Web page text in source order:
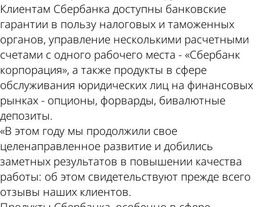
Клиентам Сбербанка доступны банковские
гарантии в пользу налоговых и таможенных
органов, управление несколькими расчетными
счетами с одного рабочего места - «Сбербанк
корпорация», а также продукты в сфере
обслуживания юридических лиц на финансовых
рынках - опционы, форварды, бивалютные
депозиты.
«В этом году мы продолжили свое
целенаправленное развитие и добились
заметных результатов в повышении качества
работы: об этом свидетельствуют прежде всего
отзывы наших клиентов.